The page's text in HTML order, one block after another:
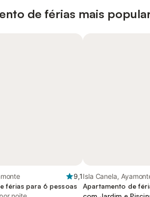
de férias mais
9,1
férias para 6 pessoas
Isla Canela,
Apartamento de